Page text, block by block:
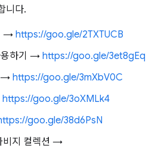
니다.
→ https://goo.gle/2TXTUCB
용하기 → https://goo.gle/3et8gEq
→ https://goo.gle/3mXbV0C
https://goo.gle/3oXMLk4
goo.gle/38d6PsN
비지 컬렉션 →